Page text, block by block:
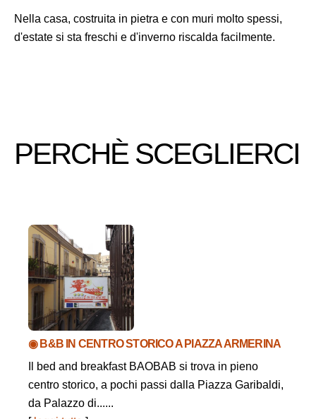
Nella casa, costruita in pietra e con muri molto spessi,
d'estate si sta freschi e d'inverno riscalda facilmente.
PERCHÈ SCEGLIERCI
◉ B&B IN CENTRO STORICO A PIAZZA ARMERINA
Il bed and breakfast BAOBAB si trova in pieno
centro storico, a pochi passi dalla Piazza Garibaldi,
da Palazzo di......